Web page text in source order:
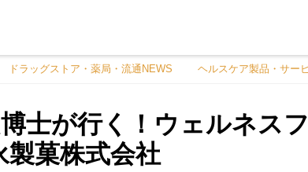
ドラッグストア・薬局・流通NEWS ヘルスケア製品・サー
博士が行く！ウェルネス
製菓株式会社